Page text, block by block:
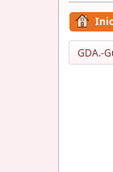
GDA.-